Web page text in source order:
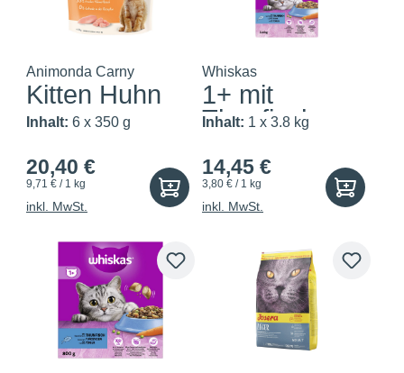
Animonda Carny
Kitten Huhn
Inhalt: 6 x 350 g
20,40 €
9,71 € / 1 kg
inkl. MwSt.
Whiskas
1+ mit
Thunfisch
Inhalt: 1 x 3.8 kg
14,45 €
3,80 € / 1 kg
inkl. MwSt.